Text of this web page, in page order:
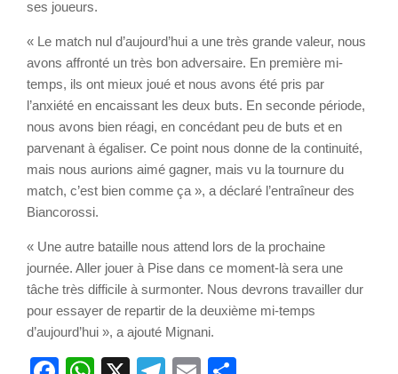
ses joueurs.
« Le match nul d’aujourd’hui a une très grande valeur, nous
avons affronté un très bon adversaire. En première mi-
temps, ils ont mieux joué et nous avons été pris par
l’anxiété en encaissant les deux buts. En seconde période,
nous avons bien réagi, en concédant peu de buts et en
parvenant à égaliser. Ce point nous donne de la continuité,
mais nous aurions aimé gagner, mais vu la tournure du
match, c’est bien comme ça », a déclaré l’entraîneur des
Biancorossi.
« Une autre bataille nous attend lors de la prochaine
journée. Aller jouer à Pise dans ce moment-là sera une
tâche très difficile à surmonter. Nous devrons travailler dur
pour essayer de repartir de la deuxième mi-temps
d’aujourd’hui », a ajouté Mignani.